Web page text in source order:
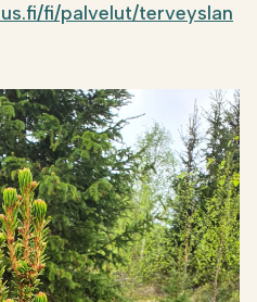
fi/palvelut/terveyslan